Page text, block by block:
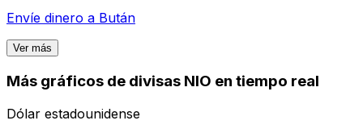
Envíe dinero a Bután
Ver más
Más gráficos de divisas NIO en tiempo real
Dólar estadounidense